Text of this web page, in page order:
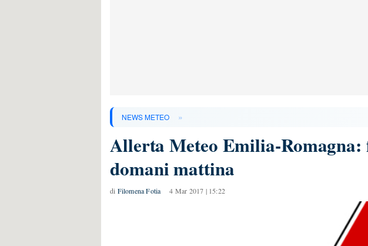
NEWS METEO »
Allerta Meteo Emilia-Romagna:
domani mattina
di Filomena Fotia 4 Mar 2017 | 15:22